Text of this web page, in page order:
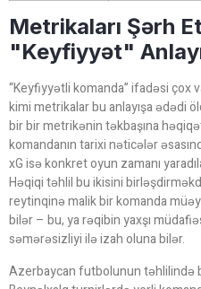
Metrikaları Şərh
"Keyfiyyət"
“Keyfiyyətli komanda” ifadəsi çox
kimi metrikalar bu anlayışa ədədi
bir bir metrikənin təkbaşına
komandanın tarixi nəticələr
xG isə konkret oyun zamanı
Həqiqi təhlil bu ikisini
reytinqinə malik bir komanda
bilər – bu, ya rəqibin yaxşı
səmərəsizliyi ilə izah oluna bilər.
Azerbaycan futbolunun təhlilində